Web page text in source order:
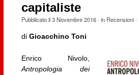
capitaliste
Pubblicato il3 Novembre 2016· in Recensioni·
di Gioacchino Toni
Enrico Nivolo,
Antropologia dei